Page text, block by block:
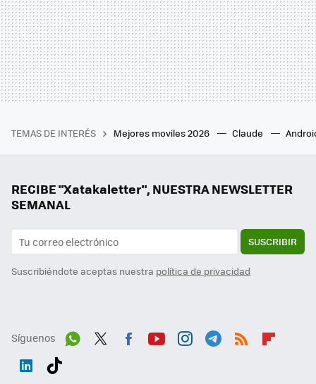
TEMAS DE INTERÉS Mejores moviles 2026 Claude
RECIBE "Xatakaletter", NUESTRA NEWSLETTER
SEMANAL
SUSCRIBIR
Suscribiéndote aceptas nuestra política de privacidad
Síguenos